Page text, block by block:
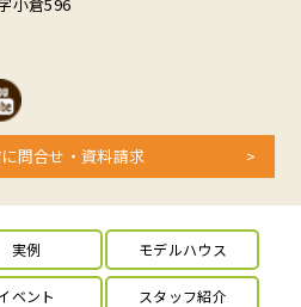
小倉596
問合せ・資料請求
実例 モデルハウス
ベント スタッフ紹介